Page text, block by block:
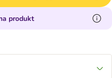
produkt